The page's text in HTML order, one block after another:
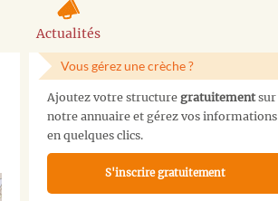
Actualités
Vous gérez une crèche ?
Ajoutez votre structure gratuitementsur
notre annuaire et gérez vos informations
en quelques clics.
S'inscrire gratuitement